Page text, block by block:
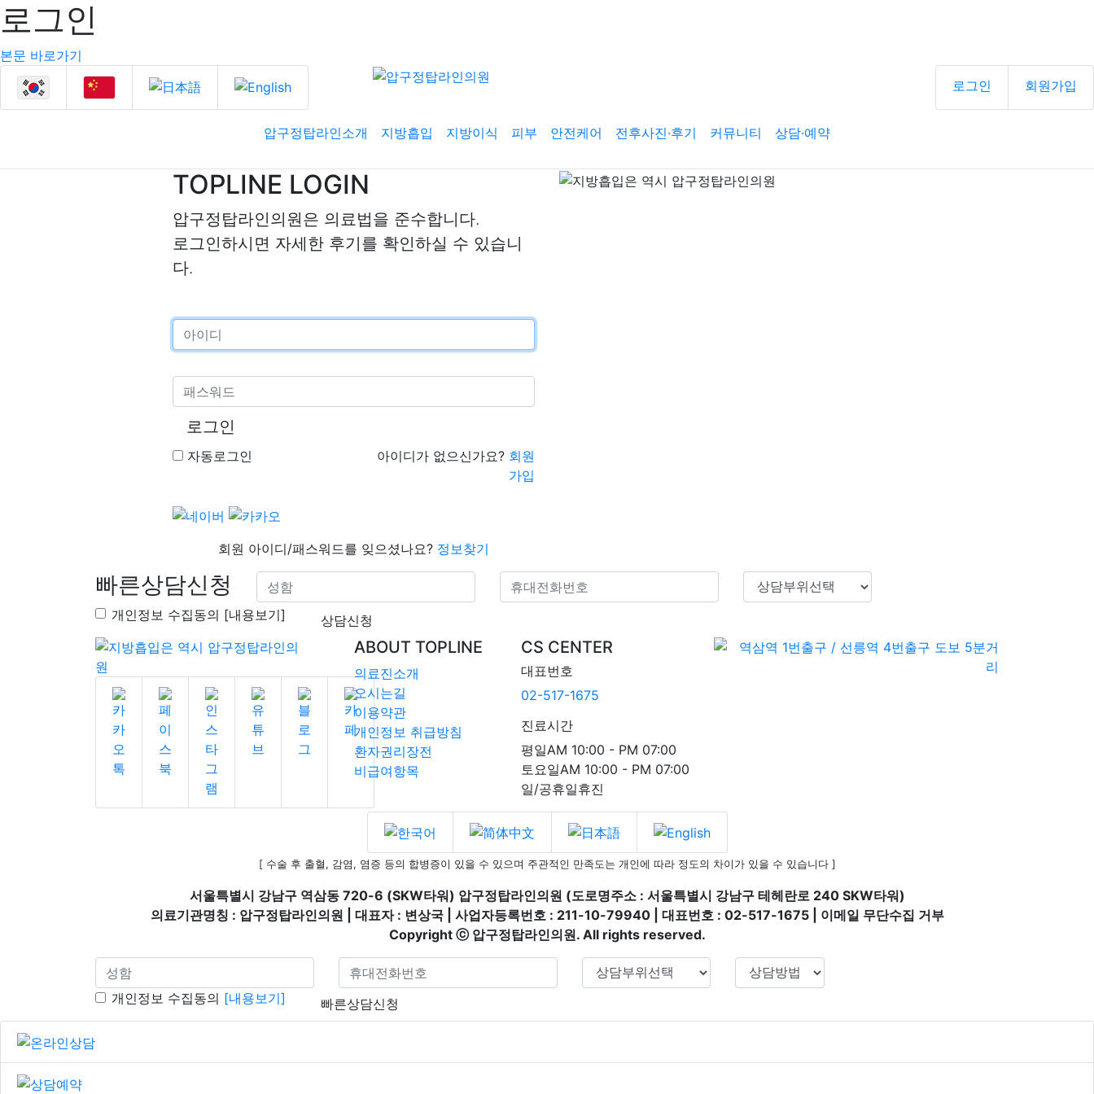
로그인
본문 바로가기
로그인
회원가입
압구정탑라인소개 지방흡입 지방이식 피부 안전케어 전후사진·후기 커뮤니티 상담·예약
TOPLINE LOGIN
압구정탑라인의원은 의료법을 준수합니다.
로그인하시면 자세한 후기를 확인하실 수 있습니
다.
로그인
자동로그인 아이디가 없으신가요? 회원
가입
회원 아이디/패스워드를 잊으셨나요? 정보찾기
빠른상담신청
개인정보 수집동의 [내용보기] 상담신청
ABOUT TOPLINE
의료진소개
오시는길
이용약관
개인정보 취급방침
환자권리장전
비급여항목
CS CENTER
대표번호
02-517-1675
진료시간
평일AM 10:00 - PM 07:00
토요일AM 10:00 - PM 07:00
일/공휴일휴진
[ 수술 후 출혈, 감염, 염증 등의 합병증이 있을 수 있으며 주관적인 만족도는 개인에 따라 정도의 차이가 있을 수 있습니다 ]
서울특별시 강남구 역삼동 720-6 (SKW타워) 압구정탑라인의원 (도로명주소 : 서울특별시 강남구 테헤란로 240 SKW타워)
의료기관명칭 : 압구정탑라인의원 | 대표자 : 변상국 | 사업자등록번호 : 211-10-79940
대표번호 : 02-517-1675 | 이메일 무단수집 거부
Copyright ⓒ 압구정탑라인의원. All rights reserved.
개인정보 수집동의 [내용보기] 빠른상담신청